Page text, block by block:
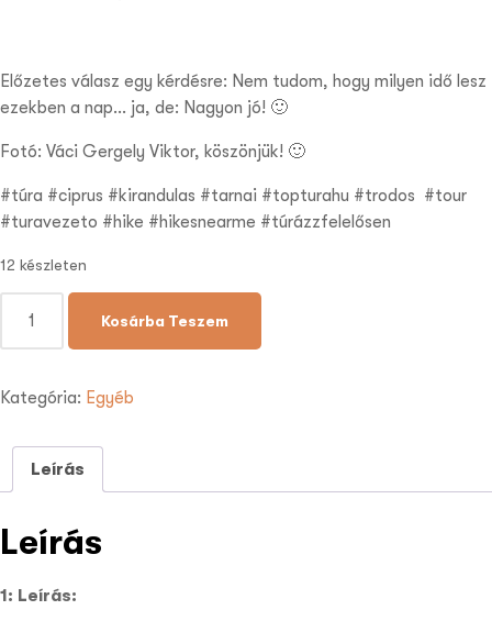
Előzetes válasz egy kérdésre: Nem tudom, hogy milyen idő lesz
ezekben a nap… ja, de: Nagyon jó! 🙂
Fotó: Váci Gergely Viktor, köszönjük! 🙂
#túra #ciprus #kirandulas #tarnai #topturahu #trodos #tour
#turavezeto #hike #hikesnearme #túrázzfelelősen
12 készleten
Kosárba Teszem
Kategória: Egyéb
Leírás
Leírás
1: Leírás: